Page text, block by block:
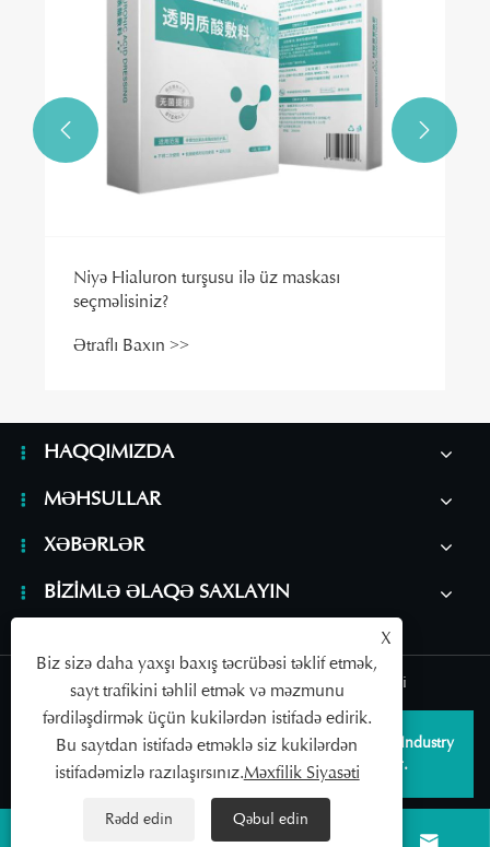
Niyə Hialuron turşusu ilə üz maskası
seçməlisiniz?
Ətraflı Baxın >>
 
HAQQIMIZDA
MƏHSULLAR
XƏBƏRLƏR
BIZIMLƏ ƏLAQƏ SAXLAYIN
Links | Sitemap | RSS | XML | Məxfilik Siyasəti
Copyright © 2026 Qingdao SAILDAR Medical Device Industry
Development Co., Ltd. Bütün hüquqlar qorunur.
 
X
Biz sizə daha yaxşı baxış təcrübəsi təklif etmək,
sayt trafikini təhlil etmək və məzmunu
fərdiləşdirmək üçün kukilərdən istifadə edirik.
Bu saytdan istifadə etməklə siz kukilərdən
istifadəmizlə razılaşırsınız.Məxfilik Siyasəti
Rədd edin Qəbul edin